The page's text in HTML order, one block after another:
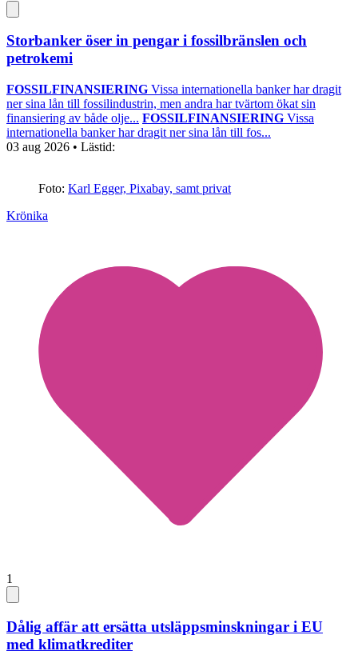
Storbanker öser in pengar i fossilbränslen och
petrokemi
FOSSILFINANSIERING Vissa internationella banker har dragit
ner sina lån till fossilindustrin, men andra har tvärtom ökat sin
finansiering av både olje... FOSSILFINANSIERING Vissa
internationella banker har dragit ner sina lån till fos...
03 aug 2026 • Lästid:
Foto: Karl Egger, Pixabay, samt privat
Krönika
1
Dålig affär att ersätta utsläppsminskningar i EU
med klimatkrediter